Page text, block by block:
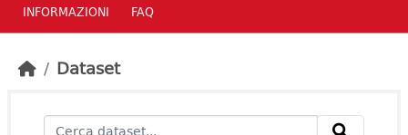
INFORMAZIONI FAQ
Dataset